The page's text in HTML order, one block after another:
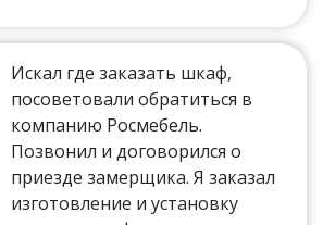
Искал где заказать шкаф,
посоветовали обратиться в
компанию Росмебель.
Позвонил и договорился о
приезде замерщика. Я заказал
изготовление и установку